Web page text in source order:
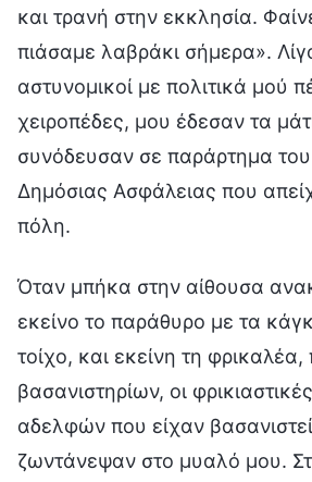
και τρανή στην εκκλησία.
πιάσαμε λαβράκι σήμερα».
αστυνομικοί με πολιτικά μού
χειροπέδες, μου έδεσαν τα
συνόδευσαν σε παράρτημα του
Δημόσιας Ασφάλειας που
πόλη.
Όταν μπήκα στην αίθουσα
εκείνο το παράθυρο με τα
τοίχο, και εκείνη τη
βασανιστηρίων, οι
αδελφών που είχαν
ζωντάνεψαν στο μυαλό μου.